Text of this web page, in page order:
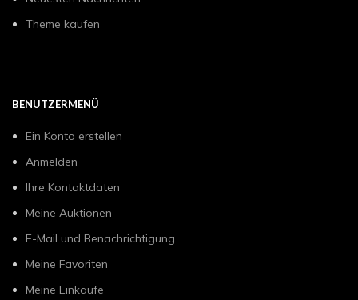
Theme kaufen
BENUTZERMENÜ
Ein Konto erstellen
Anmelden
Ihre Kontaktdaten
Meine Auktionen
E-Mail und Benachrichtigung
Meine Favoriten
Meine Einkäufe